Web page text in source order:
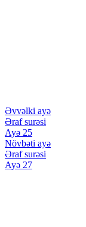
Əvvəlki ayə
Əraf surəsi
Ayə 25
Növbəti ayə
Əraf surəsi
Ayə 27